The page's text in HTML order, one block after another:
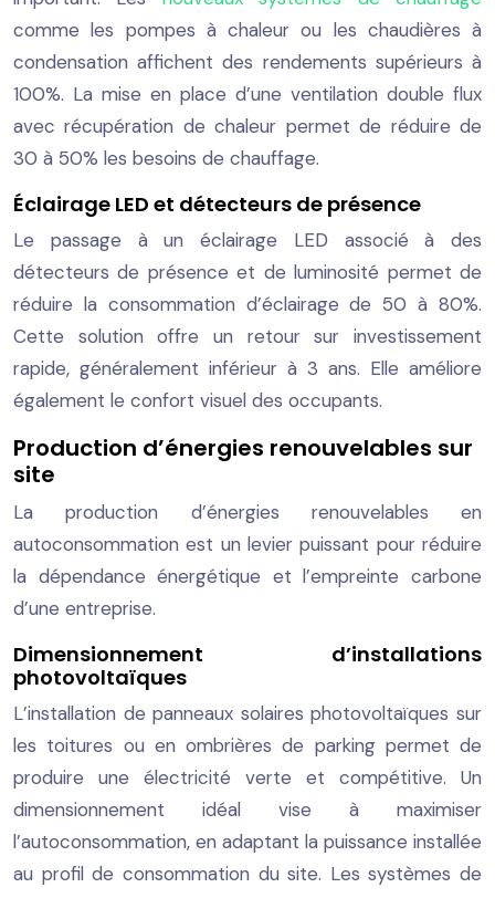
comme les pompes à chaleur ou les chaudières à
condensation affichent des rendements supérieurs à
100%. La mise en place d’une ventilation double flux
avec récupération de chaleur permet de réduire de
30 à 50% les besoins de chauffage.
Éclairage LED et détecteurs de présence
Le passage à un éclairage LED associé à des
détecteurs de présence et de luminosité permet de
réduire la consommation d’éclairage de 50 à 80%.
Cette solution offre un retour sur investissement
rapide, généralement inférieur à 3 ans. Elle améliore
également le confort visuel des occupants.
Production d’énergies renouvelables sur
site
La production d’énergies renouvelables en
autoconsommation est un levier puissant pour réduire
la dépendance énergétique et l’empreinte carbone
d’une entreprise.
Dimensionnement d’installations
photovoltaïques
L’installation de panneaux solaires photovoltaïques sur
les toitures ou en ombrières de parking permet de
produire une électricité verte et compétitive. Un
dimensionnement idéal vise à maximiser
l’autoconsommation, en adaptant la puissance installée
au profil de consommation du site. Les systèmes de